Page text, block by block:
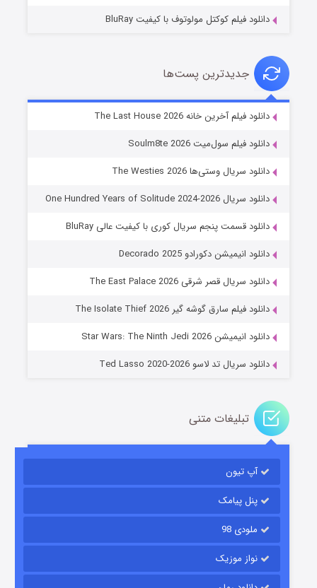
خاندان اژدها فصل ۳
جادوگری در مغولستان
قسمت۱۴ (زیرنویس) منتشر شد
دانلود فیلم کوکتل مولوتوف با کیفیت BluRay
جدیدترین پست‌ها
دانلود فیلم آخرین خانه The Last House 2026
دانلود فیلم سول‌میت Soulm8te 2026
دانلود سریال وستی‌ها The Westies 2026
دانلود سریال One Hundred Years of Solitude 2024-2026
دانلود قسمت پنجم سریال کوری با کیفیت عالی BluRay
دانلود انیمیشن دکورادو Decorado 2025
دانلود سریال قصر شرقی The East Palace 2026
دانلود فیلم سارق گوشه گیر The Isolate Thief 2026
دانلود انیمیشن Star Wars: The Ninth Jedi 2026
دانلود سریال تد لاسو Ted Lasso 2020-2026
تبلیغات متنی
آپ تیون
پنل پیامک
ملودی 98
نواز موزیک